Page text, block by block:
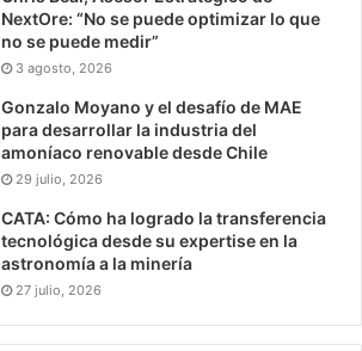
NextOre: “No se puede optimizar lo que
no se puede medir”
3 agosto, 2026
Gonzalo Moyano y el desafío de MAE
para desarrollar la industria del
amoníaco renovable desde Chile
29 julio, 2026
CATA: Cómo ha logrado la transferencia
tecnológica desde su expertise en la
astronomía a la minería
27 julio, 2026